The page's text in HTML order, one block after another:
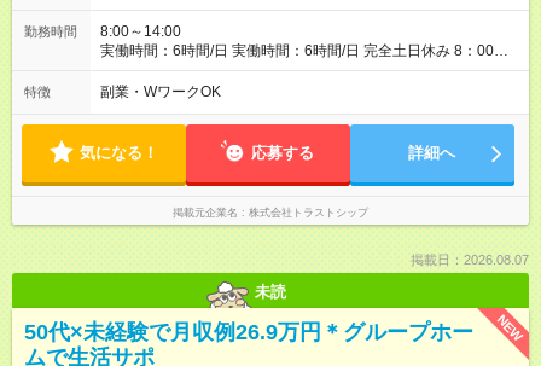
勤務時間
8:00～14:00
実働時間：6時間/日 実働時間：6時間/日 完全土日休み 8：00～
14：00 ＊事業所により、勤務時間・時給が異なる場合がござい
ます。
特徴 副業・WワークOK
気になる！ 応募する 詳細へ
掲載元企業名 株式会社トラストシップ
掲載日：2026.08.07
未読
NEW
50代×未経験で月収例26.9万円＊グループホー
ムで生活サポ